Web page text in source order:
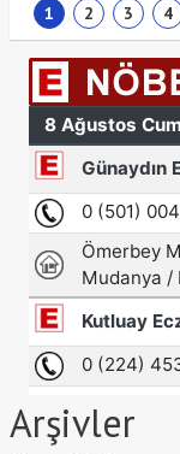
1 2 3 4
Arşivler